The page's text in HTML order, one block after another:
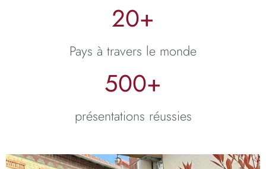
20+
Pays à travers le monde
500+
présentations réussies